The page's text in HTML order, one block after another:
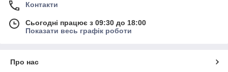
Контакти
Сьогодні працює з 09:30 до 18:00
Показати весь графік роботи
Про нас